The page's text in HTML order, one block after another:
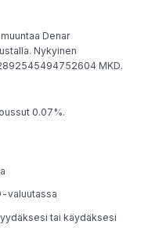
Denar
Nykyinen
MKD.
0.07%.
valuutassa
tai käydäksesi